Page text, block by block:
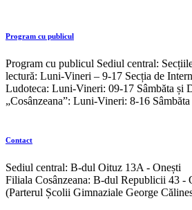
Program cu publicul
Program cu publicul Sediul central:
lectură: Luni-Vineri – 9-17 Secția de
Ludoteca: Luni-Vineri: 09-17 Sâmbăta și
„Cosânzeana”: Luni-Vineri: 8-16
Contact
Sediul central: B-dul Oituz 13A - Onești
Filiala Cosânzeana: B-dul Republicii 43 -
(Parterul Școlii Gimnaziale George